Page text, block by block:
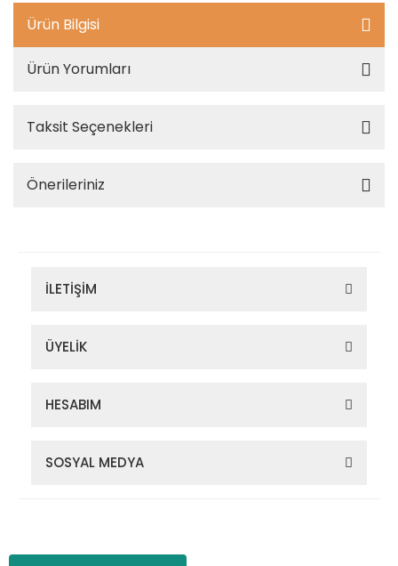
Ürün Bilgisi
Ürün Yorumları
Taksit Seçenekleri
Önerileriniz
İLETİŞİM
ÜYELİK
HESABIM
SOSYAL MEDYA